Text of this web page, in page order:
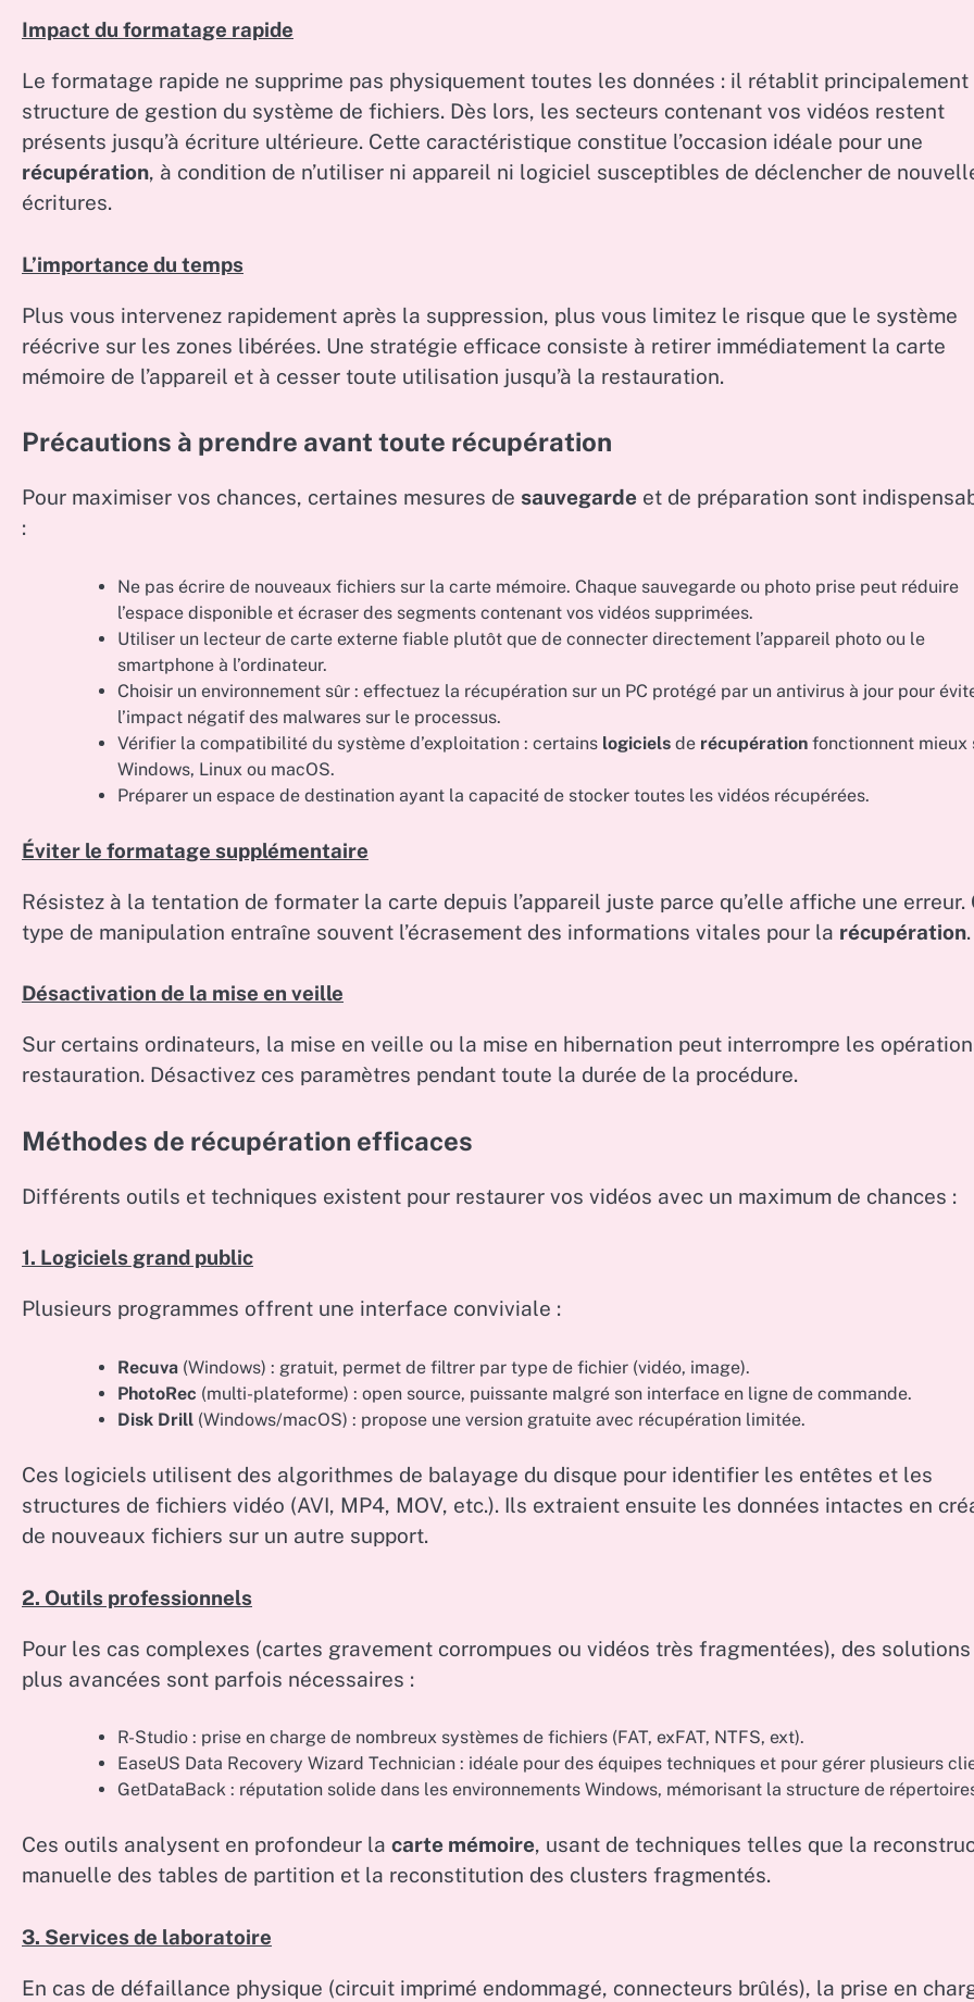
Impact du formatage rapide
Le formatage rapide ne supprime pas physiquement toutes les données : il rétablit principalement
structure de gestion du système de fichiers. Dès lors, les secteurs contenant vos vidéos restent
présents jusqu’à écriture ultérieure. Cette caractéristique constitue l’occasion idéale pour une
récupération, à condition de n’utiliser ni appareil ni logiciel susceptibles de déclencher de
écritures.
L’importance du temps
Plus vous intervenez rapidement après la suppression, plus vous limitez le risque que le système
réécrive sur les zones libérées. Une stratégie efficace consiste à retirer immédiatement la carte
mémoire de l’appareil et à cesser toute utilisation jusqu’à la restauration.
Précautions à prendre avant toute récupération
Pour maximiser vos chances, certaines mesures de sauvegarde et de préparation sont
:
Ne pas écrire de nouveaux fichiers sur la carte mémoire. Chaque sauvegarde ou photo prise peut réduire
l’espace disponible et écraser des segments contenant vos vidéos supprimées.
Utiliser un lecteur de carte externe fiable plutôt que de connecter directement l’appareil photo ou le
smartphone à l’ordinateur.
Choisir un environnement sûr : effectuez la récupération sur un PC protégé par un antivirus à jour pour
l’impact négatif des malwares sur le processus.
Vérifier la compatibilité du système d’exploitation : certains logiciels de récupération fonctionnent mieux
Windows, Linux ou macOS.
Préparer un espace de destination ayant la capacité de stocker toutes les vidéos récupérées.
Éviter le formatage supplémentaire
Résistez à la tentation de formater la carte depuis l’appareil juste parce qu’elle affiche une erreur.
type de manipulation entraîne souvent l’écrasement des informations vitales pour la récupération.
Désactivation de la mise en veille
Sur certains ordinateurs, la mise en veille ou la mise en hibernation peut interrompre les
restauration. Désactivez ces paramètres pendant toute la durée de la procédure.
Méthodes de récupération efficaces
Différents outils et techniques existent pour restaurer vos vidéos avec un maximum de chances :
1. Logiciels grand public
Plusieurs programmes offrent une interface conviviale :
Recuva (Windows) : gratuit, permet de filtrer par type de fichier (vidéo, image).
PhotoRec (multi-plateforme) : open source, puissante malgré son interface en ligne de commande.
Disk Drill (Windows/macOS) : propose une version gratuite avec récupération limitée.
Ces logiciels utilisent des algorithmes de balayage du disque pour identifier les entêtes et les
structures de fichiers vidéo (AVI, MP4, MOV, etc.). Ils extraient ensuite les données intactes en
de nouveaux fichiers sur un autre support.
2. Outils professionnels
Pour les cas complexes (cartes gravement corrompues ou vidéos très fragmentées), des solutions
plus avancées sont parfois nécessaires :
R-Studio : prise en charge de nombreux systèmes de fichiers (FAT, exFAT, NTFS, ext).
EaseUS Data Recovery Wizard Technician : idéale pour des équipes techniques et pour gérer plusieurs
GetDataBack : réputation solide dans les environnements Windows, mémorisant la structure de
Ces outils analysent en profondeur la carte mémoire, usant de techniques telles que la
manuelle des tables de partition et la reconstitution des clusters fragmentés.
3. Services de laboratoire
En cas de défaillance physique (circuit imprimé endommagé, connecteurs brûlés), la prise en